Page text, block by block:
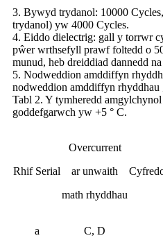
3. Bywyd trydanol: 10000
trydanol) yw 4000 Cycles.
4. Eiddo dielectrig: gall y torrwr
pŵer wrthsefyll prawf foltedd o
munud, heb dreiddiad dannedd
5. Nodweddion amddiffyn
nodweddion amddiffyn
Tabl 2. Y tymheredd
goddefgarwch yw +5 ° C.
Rhif Serial
Overcurrent
ar unwaith
math rhyddhau
a C, D